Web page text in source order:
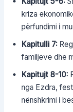
kriza
përfundimi i
Kapitulli 7:
familjeve dhe
Kapitujt 8-10:
nga Ezdra,
nënshkrimi i